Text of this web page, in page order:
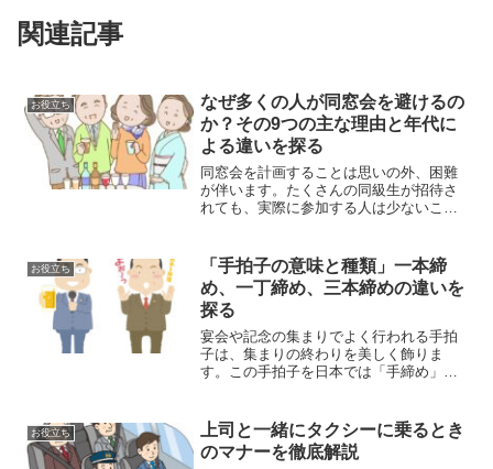
関連記事
お役立ち
なぜ多くの人が同窓会を避けるの
か？その9つの主な理由と年代に
よる違いを探る
同窓会を計画することは思いの外、困難
が伴います。たくさんの同級生が招待さ
れても、実際に参加する人は少ないこと
参加を躊躇する理由が存在します。ここ
では、そうした理由をいく...
お役立ち
「手拍子の意味と種類」一本締
め、一丁締め、三本締めの違いを
探る
宴会や記念の集まりでよく行われる手拍
子は、集まりの終わりを美しく飾りま
す。この手拍子を日本では「手締め」と
め」「三本締め」が最も一般的です。こ
の記事では、これらの手締めの...
お役立ち
上司と一緒にタクシーに乗るとき
のマナーを徹底解説